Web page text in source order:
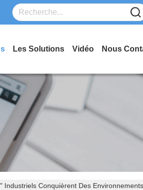
Les Solutions Vidéo Nous
Conquièrent Des